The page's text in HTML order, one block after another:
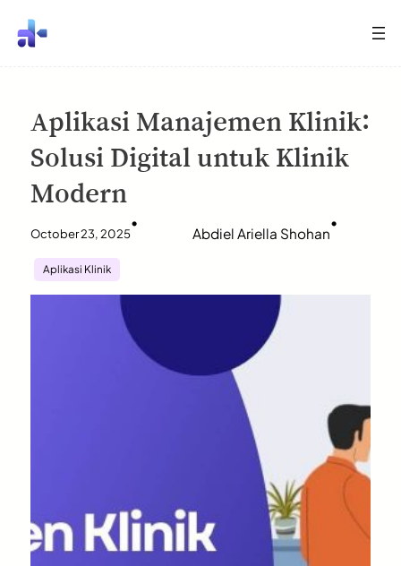
Aplikasi Manajemen Klinik:
Solusi Digital untuk Klinik
Modern
October 23, 2025
•
Abdiel Ariella Shohan
•
Aplikasi Klinik